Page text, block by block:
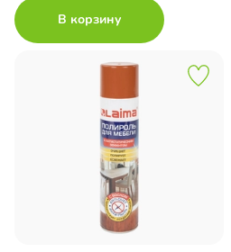
В корзину